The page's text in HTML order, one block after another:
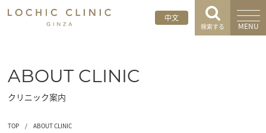
中文
検索する MENU
ABOUT CLINIC
クリニック案内
TOP / ABOUT CLINIC